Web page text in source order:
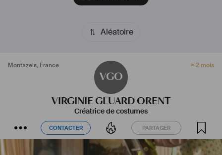
Aléatoire
Montazels, France
VGO
> 2 mois
VIRGINIE GLUARD ORENT
Créatrice de costumes
CONTACTER PARTAGER
CONTACTER PARTAGER